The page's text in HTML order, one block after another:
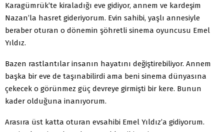
Karagümrük’te kiraladığı eve gidiyor, annem ve kardeşim
Nazan’la hasret gideriyorum. Evin sahibi, yaşlı annesiyle
beraber oturan o dönemin şöhretli sinema oyuncusu Emel
Yıldız.
Bazen rastlantılar insanın hayatını değiştirebiliyor. Annem
başka bir eve de taşınabilirdi ama beni sinema dünyasına
çekecek o görünmez güç devreye girmişti bir kere. Bunun
kader olduğuna inanıyorum.
Arasıra üst katta oturan evsahibi Emel Yıldız’a gidiyorum.